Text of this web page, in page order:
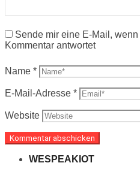
Sende mir eine E-Mail,
Kommentar antwortet
Name *
E-Mail-Adresse *
Website
WESPEAKIOT